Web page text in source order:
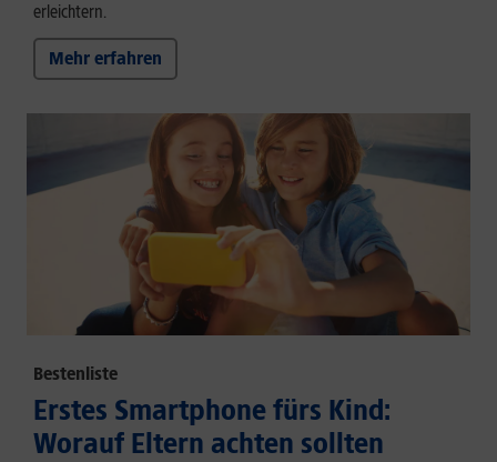
erleichtern.
Mehr erfahren
Bestenliste
Erstes Smartphone fürs Kind:
Worauf Eltern achten sollten